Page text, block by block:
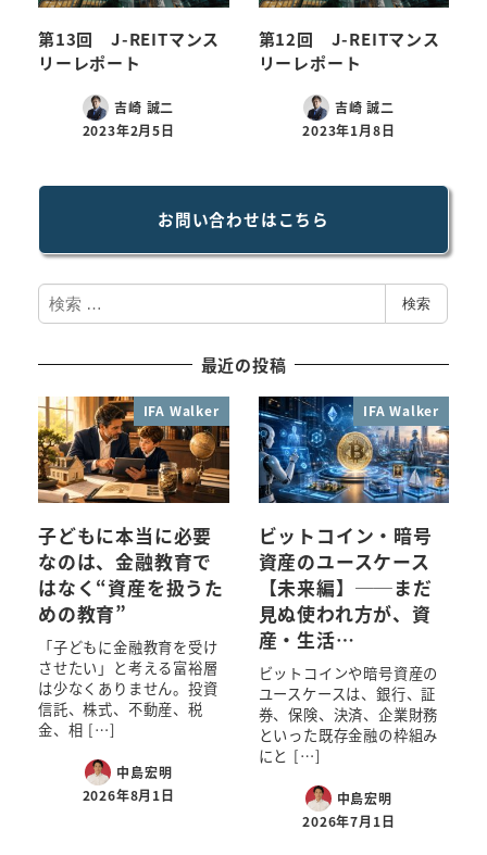
第13回 J-REITマンス
リーレポート
吉崎 誠二
2023年2月5日
第12回 J-REITマンス
リーレポート
吉崎 誠二
2023年1月8日
お問い合わせはこちら
検
索
検索
最近の投稿
IFA Walker
子どもに本当に必要
なのは、金融教育で
はなく“資産を扱うた
めの教育”
「子どもに金融教育を受け
させたい」と考える富裕層
は少なくありません。投資
信託、株式、不動産、税
金、相 […]
中島宏明
2026年8月1日
IFA Walker
ビットコイン・暗号
資産のユースケース
【未来編】──まだ
見ぬ使われ方が、資
産・生活…
ビットコインや暗号資産の
ユースケースは、銀行、証
券、保険、決済、企業財務
といった既存金融の枠組み
にと […]
中島宏明
2026年7月1日